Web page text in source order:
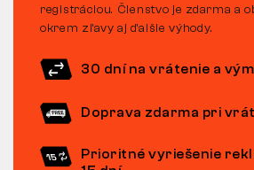
registráciou. Členstvo je zdarma a
okrem zľavy aj ďalšie výhody.
30 dní na vrátenie a
Doprava zdarma pri
Prioritné vyriešenie